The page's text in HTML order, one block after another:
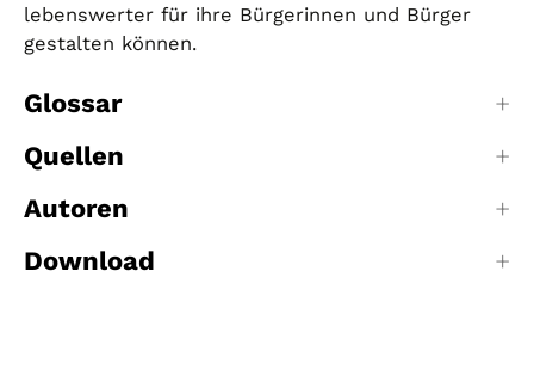
lebenswerter für ihre Bürgerinnen und Bürger
gestalten können.
Glossar
Quellen
Autoren
Download